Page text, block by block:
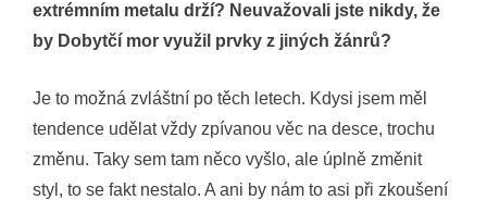
extrémním metalu drží? Neuvažovali jste nikdy, že
by Dobytčí mor využil prvky z jiných žánrů?
Je to možná zvláštní po těch letech. Kdysi jsem měl
tendence udělat vždy zpívanou věc na desce, trochu
změnu. Taky sem tam něco vyšlo, ale úplně změnit
styl, to se fakt nestalo. A ani by nám to asi při zkoušení